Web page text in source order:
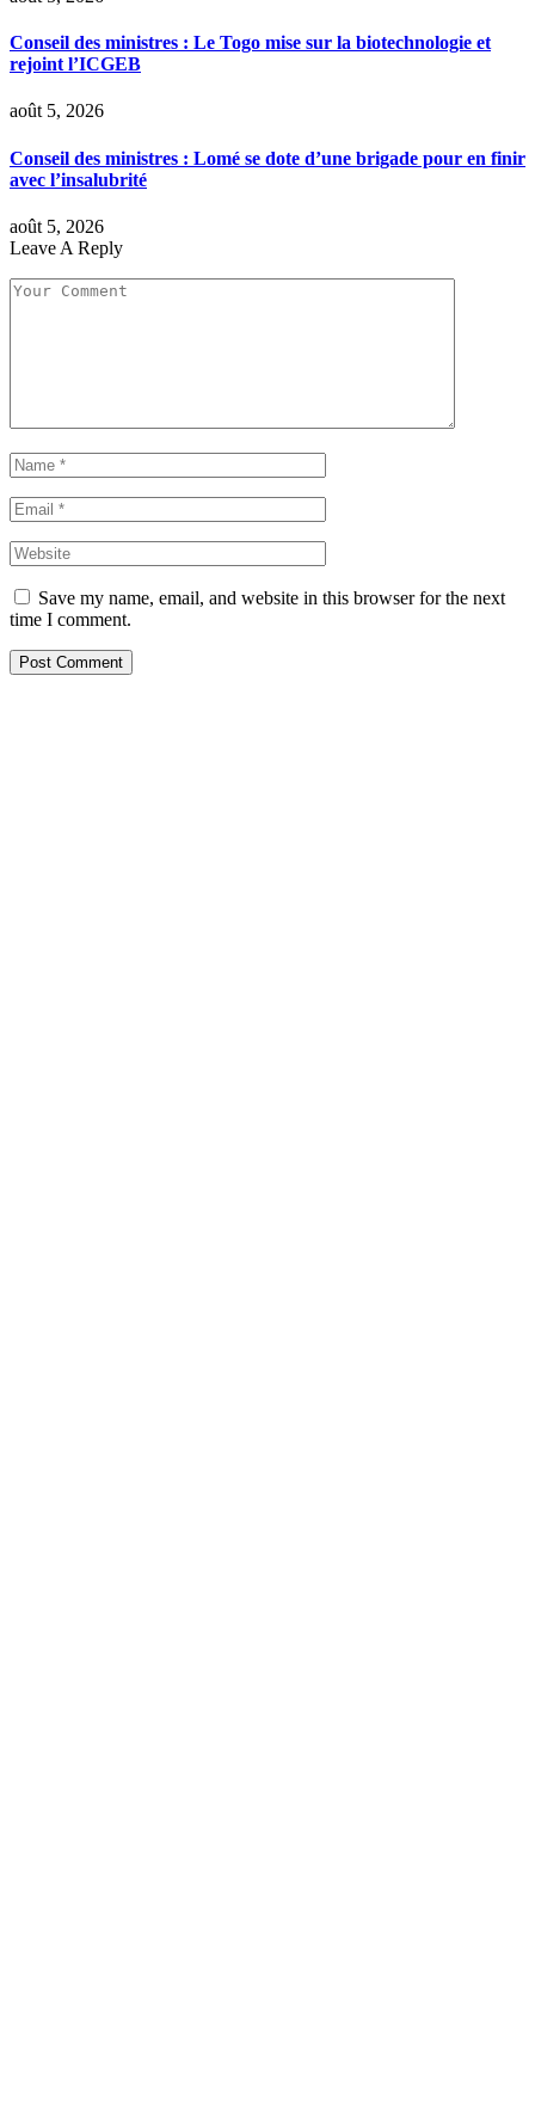
Conseil des ministres : Le Togo mise sur la biotechnologie et
rejoint l’ICGEB
août 5, 2026
Conseil des ministres : Lomé se dote d’une brigade pour en finir
avec l’insalubrité
août 5, 2026
Leave A Reply
Save my name, email, and website in this browser for the next
time I comment.